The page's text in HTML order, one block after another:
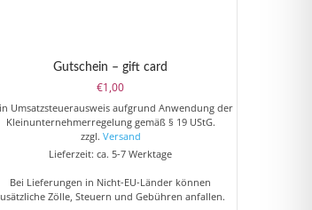
Gutschein – gift card
€1,00
Umsatzsteuerausweis aufgrund Anwendung der
Kleinunternehmerregelung gemäß § 19 UStG.
zzgl. Versand
Lieferzeit: ca. 5-7 Werktage
Bei Lieferungen in Nicht-EU-Länder können
Zölle, Steuern und Gebühren anfallen.